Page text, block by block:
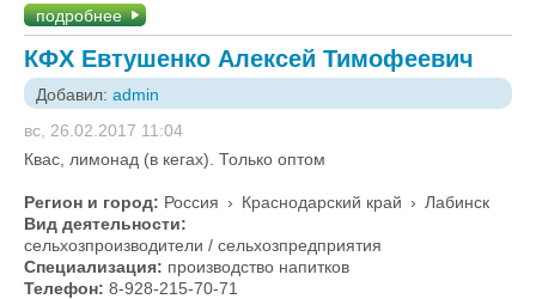
подробнее
КФХ Евтушенко Алексей Тимофеевич
Добавил: admin
вс, 26.02.2017 11:04
Квас, лимонад (в кегах). Только оптом
Регион и город: Россия › Краснодарский край › Лабинск
Вид деятельности:
сельхозпроизводители / сельхозпредприятия
Специализация: производство напитков
Телефон: 8-928-215-70-71